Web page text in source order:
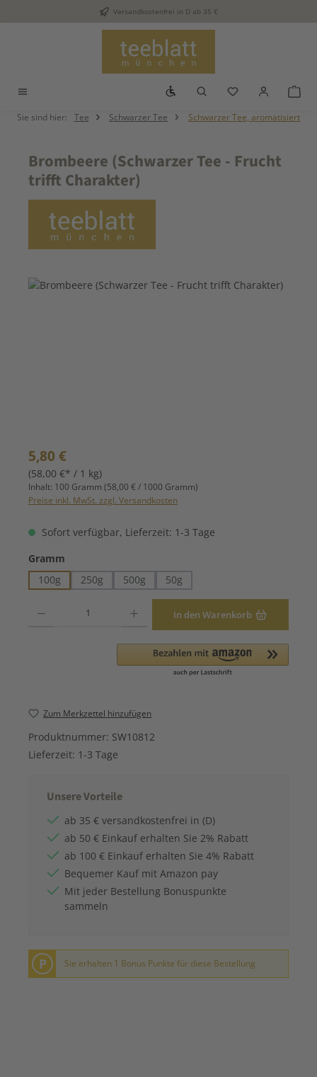
Zum Hauptinhalt springenVersandkostenfrei in D ab 35 €
Werkzeugleiste anzeigen
Du hast 0
Sie sind hier: Tee Schwarzer Tee Schwarzer Tee, aromatisiert
Brombeere (Schwarzer Tee - Frucht
trifft Charakter)
Bildergalerie überspringen
Regulärer Preis:
5,80 €
(58,00 €* / 1 kg)
Inhalt: 100 Gramm (58,00 € / 1000 Gramm)
Preise inkl. MwSt. zzgl. Versandkosten
Sofort verfügbar, Lieferzeit: 1-3 Tage
Gramm
100g
250g 500g 50g
In den Warenkorb
Zum Merkzettel hinzufügen
Produktnummer: SW10812
Lieferzeit: 1-3 Tage
Unsere Vorteile
ab 35 € versandkostenfrei in (D)
ab 50 € Einkauf erhalten Sie 2% Rabatt
ab 100 € Einkauf erhalten Sie 4% Rabatt
Bequemer Kauf mit Amazon pay
Mit jeder Bestellung Bonuspunkte
sammeln
P Sie erhalten 1 Bonus Punkte für diese Bestellung